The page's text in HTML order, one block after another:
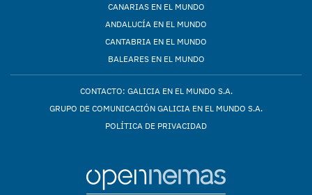
CANARIAS EN EL MUNDO
ANDALUCÍA EN EL MUNDO
CANTABRIA EN EL MUNDO
BALEARES EN EL MUNDO
CONTACTO: GALICIA EN EL MUNDO S.A.
GRUPO DE COMUNICACIÓN GALICIA EN EL MUNDO S.A.
POLÍTICA DE PRIVACIDAD